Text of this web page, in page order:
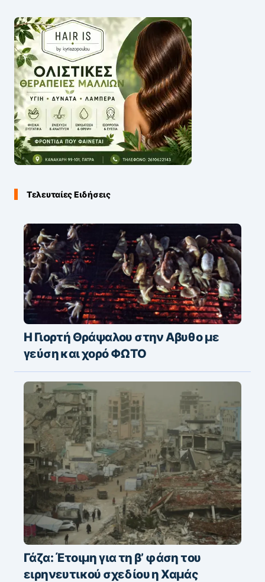
Τελευταίες Ειδήσεις
Η Γιορτή Θράψαλου στην Αβυθο με
γεύση και χορό ΦΩΤΟ
Γάζα: Έτοιμη για τη β’ φάση του
ειρηνευτικού σχεδίου η Χαμάς